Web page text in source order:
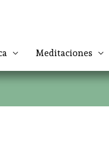
Meditaciones